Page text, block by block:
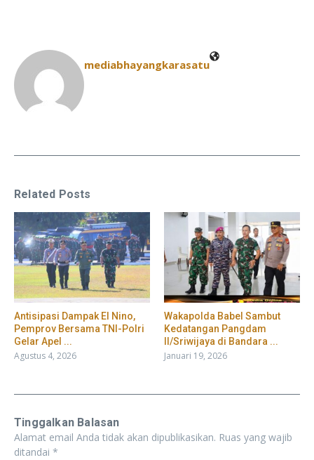
mediabhayangkarasatu
Related Posts
​Antisipasi Dampak El Nino,
Pemprov Bersama TNI-Polri
Gelar Apel ...
Agustus 4, 2026
Wakapolda Babel Sambut
Kedatangan Pangdam
II/Sriwijaya di Bandara ...
Januari 19, 2026
Tinggalkan Balasan
Alamat email Anda tidak akan dipublikasikan. Ruas yang wajib
ditandai *